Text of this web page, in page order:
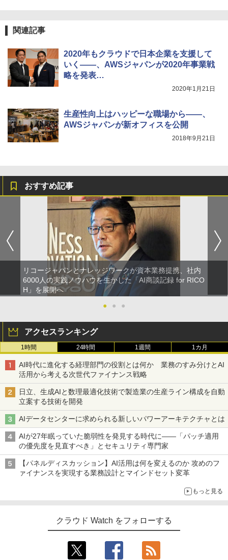
関連記事
2020年もクラウドで日本企業を支援して
いく――、AWSジャパンが2020年事業戦
略を発表
2020年1月21日
生産性向上はハッピーな職場から――、
AWSジャパンが新オフィスを公開
2018年9月21日
おすすめ記事
リコージャパンとナレッジワークが資本業務提携、社内
6000人の実践ノウハウを生かした「AI商談記録 for RICO
H」を展開へ
●
● ●
アクセスランキング
1時間 24時間 1週間 1カ月
AI時代に進化する経理部門の役割とは何か 業務のすみ分けとAI
活用から考える次世代ファイナンス戦略
日立、生成AIと数理最適化技術で製造業の生産ライン構成を自動
立案する技術を開発
AIデータセンターに求められる新しいパワーアーキテクチャとは
AIが27年眠っていた脆弱性を発見する時代に――「パッチ適用
の優先度を見直すべき」とセキュリティ専門家
【パネルディスカッション】AI活用は何を変えるのか 攻めのフ
ァイナンスを実現する業務設計とマインドセット変革
もっと見る
クラウド Watch をフォローする